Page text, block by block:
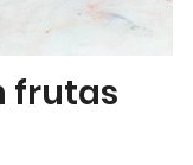
frutas